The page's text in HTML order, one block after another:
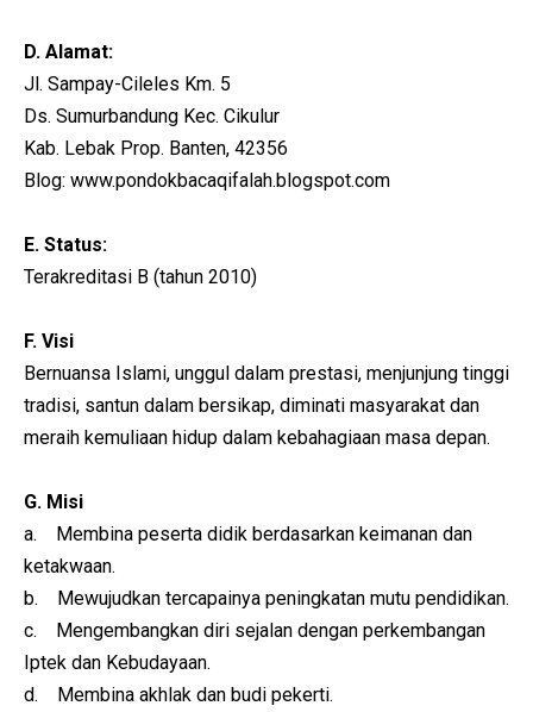
D. Alamat:
Jl. Sampay-Cileles Km. 5
Ds. Sumurbandung Kec. Cikulur
Kab. Lebak Prop. Banten, 42356
Blog: www.pondokbacaqifalah.blogspot.com
E. Status:
Terakreditasi B (tahun 2010)
F. Visi
Bernuansa Islami, unggul dalam prestasi, menjunjung tinggi
tradisi, santun dalam bersikap, diminati masyarakat dan
meraih kemuliaan hidup dalam kebahagiaan masa depan.
G. Misi
a. Membina peserta didik berdasarkan keimanan dan
ketakwaan.
b. Mewujudkan tercapainya peningkatan mutu pendidikan.
c. Mengembangkan diri sejalan dengan perkembangan
Iptek dan Kebudayaan.
d. Membina akhlak dan budi pekerti.